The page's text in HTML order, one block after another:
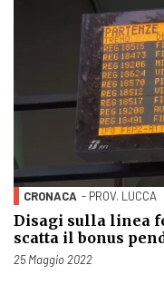
CRONACA - PROV. LUCCA
Disagi sulla linea
scatta il bonus
Pubblicato il
25 Maggio 2022